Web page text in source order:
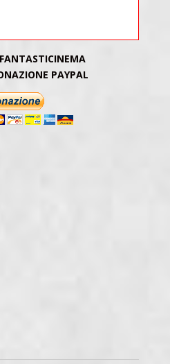
PAYPAL